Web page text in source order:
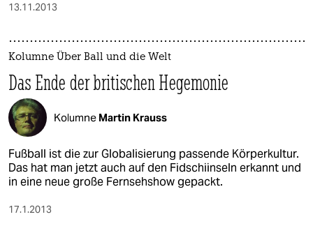
13.11.2013
Kolumne Über Ball und die Welt
Das Ende der britischen Hegemonie
Kolumne Martin Krauss
Fußball ist die zur Globalisierung passende Körperkultur.
Das hat man jetzt auch auf den Fidschiinseln erkannt und
in eine neue große Fernsehshow gepackt.
17.1.2013